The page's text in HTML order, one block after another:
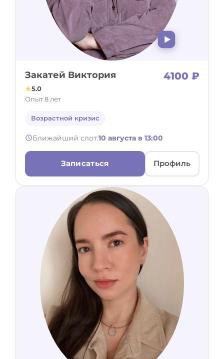
Закатей Виктория 4100 ₽
5.0
Опыт 8 лет
Возрастной кризис
Ближайший слот:10 августа в 13:00
Записаться Профиль